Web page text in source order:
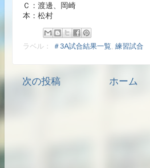
Ｃ：渡邊、岡崎
本：松村
ラベル： ＃3A試合結果一覧 練習試合
次の投稿 ホーム